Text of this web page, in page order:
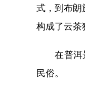
式，到布朗
构成了云茶
在普洱景
民俗。